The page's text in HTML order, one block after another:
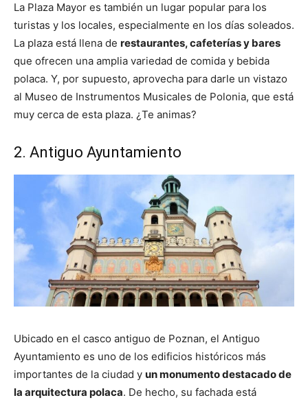
La Plaza Mayor es también un lugar popular para los
turistas y los locales, especialmente en los días soleados.
La plaza está llena de restaurantes, cafeterías y bares
que ofrecen una amplia variedad de comida y bebida
polaca. Y, por supuesto, aprovecha para darle un vistazo
al Museo de Instrumentos Musicales de Polonia, que está
muy cerca de esta plaza. ¿Te animas?
2. Antiguo Ayuntamiento
Ubicado en el casco antiguo de Poznan, el Antiguo
Ayuntamiento es uno de los edificios históricos más
importantes de la ciudad y un monumento destacado de
la arquitectura polaca. De hecho, su fachada está